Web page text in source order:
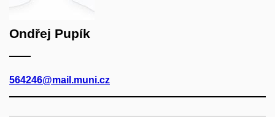
Ondřej Pupík
564246@mail.muni.cz